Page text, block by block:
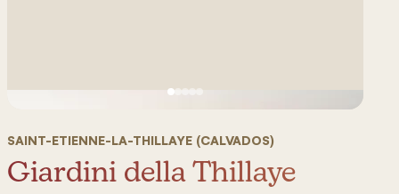
SAINT-ETIENNE-LA-THILLAYE (CALVADOS)
Giardini della Thillaye